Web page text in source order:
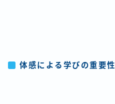
体感による学びの重要性